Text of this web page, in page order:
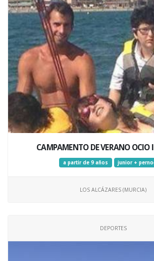
CAMPAMENTO DE VERANO OCIO
a partir de 9 años junior +
LOS ALCÁZARES (MURCIA)
DEPORTES